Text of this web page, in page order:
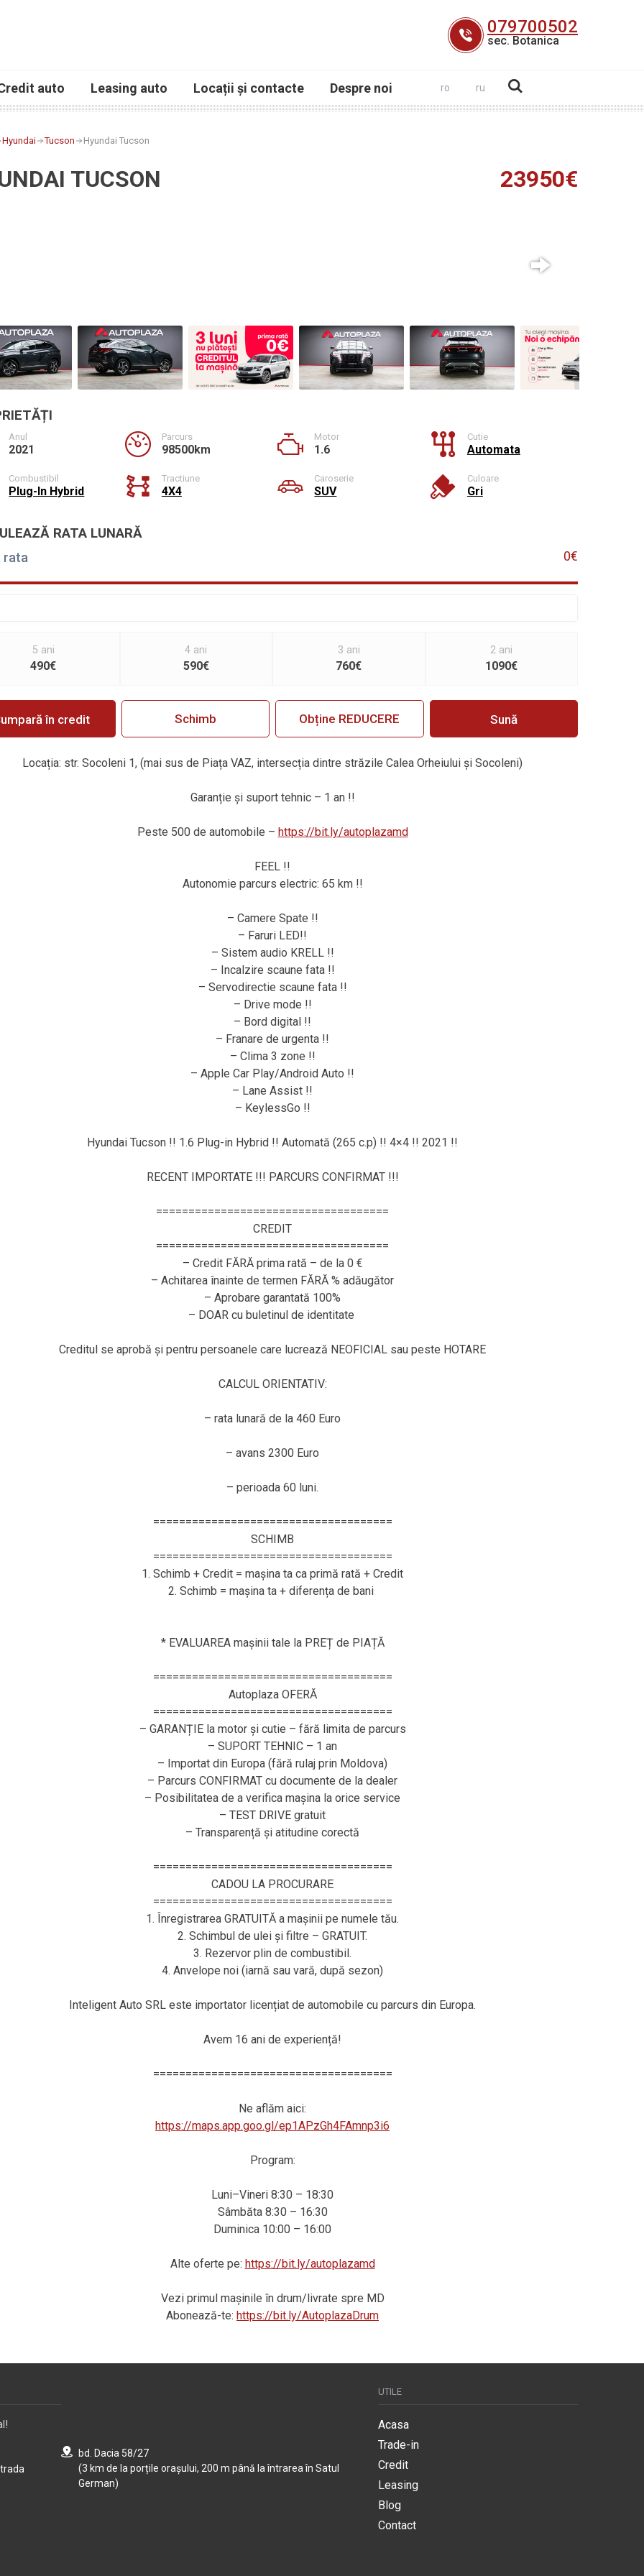
079700502
sec. Botanica
auto Leasing auto Locații și contacte Despre noi ro ru
Hyundai Tucson Hyundai Tucson
TUCSON 23950€
Anul
2021
Parcurs
98500km
Motor
1.6
Cutie
Automata
Combustibil
Plug-In Hybrid
Tractiune
4X4
Caroserie
SUV
Culoare
Gri
RATA LUNARĂ
rata 0€
5 ani
490€
4 ani
590€
3 ani
760€
2 ani
1090€
în credit Schimb Obține REDUCERE Sună
Locația: str. Socoleni 1, (mai sus de Piața VAZ, intersecția dintre străzile Calea Orheiului și Socoleni)
Garanție și suport tehnic – 1 an !!
Peste 500 de automobile – https://bit.ly/autoplazamd
FEEL !!
Autonomie parcurs electric: 65 km !!
– Camere Spate !!
– Faruri LED!!
– Sistem audio KRELL !!
– Incalzire scaune fata !!
– Servodirectie scaune fata !!
– Drive mode !!
– Bord digital !!
– Franare de urgenta !!
– Clima 3 zone !!
– Apple Car Play/Android Auto !!
– Lane Assist !!
– KeylessGo !!
Hyundai Tucson !! 1.6 Plug-in Hybrid !! Automată (265 c.p) !! 4×4 !! 2021 !!
RECENT IMPORTATE !!! PARCURS CONFIRMAT !!!
====================================
CREDIT
====================================
– Credit FĂRĂ prima rată – de la 0 €
– Achitarea înainte de termen FĂRĂ % adăugător
– Aprobare garantată 100%
– DOAR cu buletinul de identitate
Creditul se aprobă și pentru persoanele care lucrează NEOFICIAL sau peste HOTARE
CALCUL ORIENTATIV:
– rata lunară de la 460 Euro
– avans 2300 Euro
– perioada 60 luni.
=====================================
SCHIMB
=====================================
1. Schimb + Credit = mașina ta ca primă rată + Credit
2. Schimb = mașina ta + diferența de bani
* EVALUAREA mașinii tale la PREȚ de PIAȚĂ
=====================================
Autoplaza OFERĂ
=====================================
– GARANȚIE la motor și cutie – fără limita de parcurs
– SUPORT TEHNIC – 1 an
– Importat din Europa (fără rulaj prin Moldova)
– Parcurs CONFIRMAT cu documente de la dealer
– Posibilitatea de a verifica mașina la orice service
– TEST DRIVE gratuit
– Transparență și atitudine corectă
=====================================
CADOU LA PROCURARE
=====================================
1. Înregistrarea GRATUITĂ a mașinii pe numele tău.
2. Schimbul de ulei și filtre – GRATUIT.
3. Rezervor plin de combustibil.
4. Anvelope noi (iarnă sau vară, după sezon)
Inteligent Auto SRL este importator licențiat de automobile cu parcurs din Europa.
Avem 16 ani de experiență!
=====================================
Ne aflăm aici:
https://maps.app.goo.gl/ep1APzGh4FAmnp3i6
Program:
Luni–Vineri 8:30 – 18:30
Sâmbăta 8:30 – 16:30
Duminica 10:00 – 16:00
Alte oferte pe: https://bit.ly/autoplazamd
Vezi primul mașinile în drum/livrate spre MD
Abonează-te: https://bit.ly/AutoplazaDrum
bd. Dacia 58/27
(3 km de la porțile orașului, 200 m până la întrarea în Satul
German)
UTILE
Acasa
Trade-in
Credit
Leasing
Blog
Contact